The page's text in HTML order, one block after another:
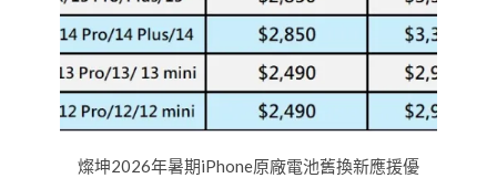
燦坤2026年暑期iPhone原廠電池舊換新應援優